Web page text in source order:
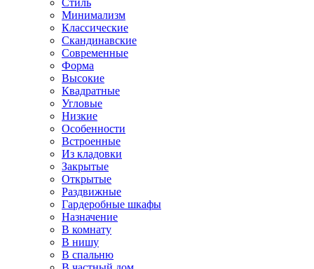
Стиль
Минимализм
Классические
Скандинавские
Современные
Форма
Высокие
Квадратные
Угловые
Низкие
Особенности
Встроенные
Из кладовки
Закрытые
Открытые
Раздвижные
Гардеробные шкафы
Назначение
В комнату
В нишу
В спальню